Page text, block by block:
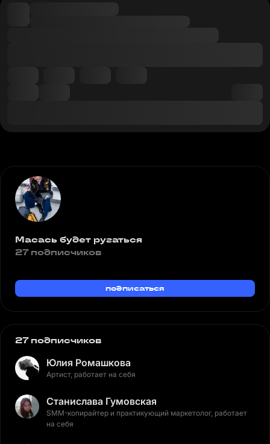
Масась будет ругаться
27 подписчиков
подписаться
27 подписчиков
Юлия Ромашкова
Артист, работает на себя
Станислава Гумовская
SMM-копирайтер и практикующий маркетолог, работает
на себя